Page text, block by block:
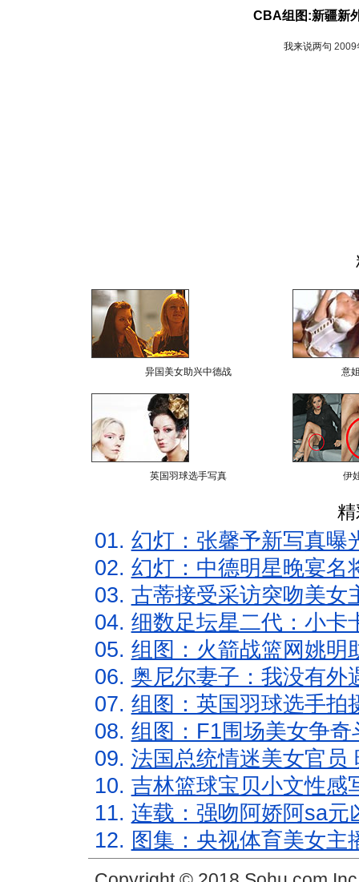
CBA组图:新疆新
我来说两句 2009
异国美女助兴中德战 意
英国羽球选手写真 伊
01. 幻灯：张馨予新写真曝
02. 幻灯：中德明星晚宴名
03. 古蒂接受采访突吻美女
04. 细数足坛星二代：小卡
05. 组图：火箭战篮网姚明
06. 奥尼尔妻子：我没有外
07. 组图：英国羽球选手拍
08. 组图：F1围场美女争
09. 法国总统情迷美女官员
10. 吉林篮球宝贝小文性感
11. 连载：强吻阿娇阿sa元
12. 图集：央视体育美女主